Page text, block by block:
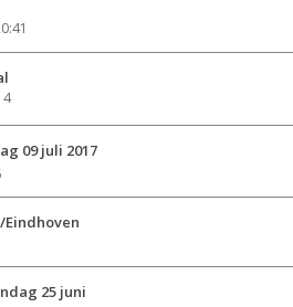
09 juli 2017
Eindhoven
25 juni